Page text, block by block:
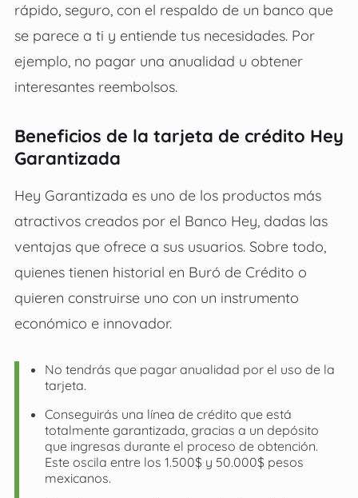
rápido, seguro, con el respaldo de un banco que
se parece a ti y entiende tus necesidades. Por
ejemplo, no pagar una anualidad u obtener
interesantes reembolsos.
Beneficios de la tarjeta de crédito Hey
Garantizada
Hey Garantizada es uno de los productos más
atractivos creados por el Banco Hey, dadas las
ventajas que ofrece a sus usuarios. Sobre todo,
quienes tienen historial en Buró de Crédito o
quieren construirse uno con un instrumento
económico e innovador.
No tendrás que pagar anualidad por el uso de la
tarjeta.
Conseguirás una línea de crédito que está
totalmente garantizada, gracias a un depósito
que ingresas durante el proceso de obtención.
Este oscila entre los 1.500$ y 50.000$ pesos
mexicanos.